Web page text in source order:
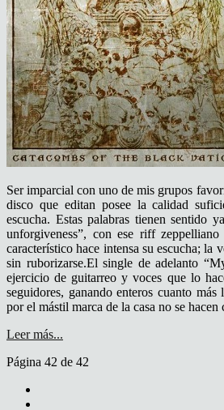
Ser imparcial con uno de mis grupos
disco que editan posee la calidad
escucha. Estas palabras tienen sentido
unforgiveness”, con ese riff
característico hace intensa su escucha; la
sin ruborizarse.El single de adelanto
ejercicio de guitarreo y voces que lo
seguidores, ganando enteros cuanto más
por el mástil marca de la casa no se hacen
Leer más...
Página 42 de 42